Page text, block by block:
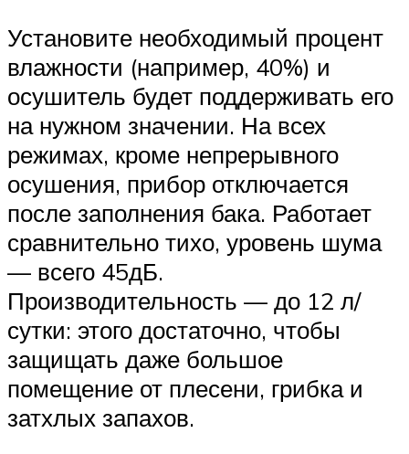
Установите необходимый процент
влажности (например, 40%) и
осушитель будет поддерживать его
на нужном значении. На всех
режимах, кроме непрерывного
осушения, прибор отключается
после заполнения бака. Работает
сравнительно тихо, уровень шума
— всего 45дБ.
Производительность — до 12 л/
сутки: этого достаточно, чтобы
защищать даже большое
помещение от плесени, грибка и
затхлых запахов.